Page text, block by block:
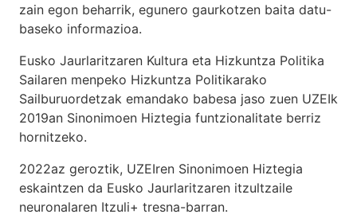
zain egon beharrik, egunero gaurkotzen baita datu-
baseko informazioa.
Eusko Jaurlaritzaren Kultura eta Hizkuntza Politika
Sailaren menpeko Hizkuntza Politikarako
Sailburuordetzak emandako babesa jaso zuen UZEIk
2019an Sinonimoen Hiztegia funtzionalitate berriz
hornitzeko.
2022az geroztik, UZEIren Sinonimoen Hiztegia
eskaintzen da Eusko Jaurlaritzaren itzultzaile
neuronalaren Itzuli+ tresna-barran.